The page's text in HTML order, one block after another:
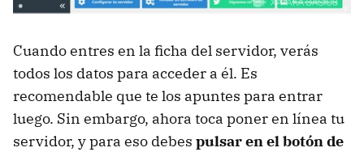
Cuando entres en la ficha del servidor, verás
todos los datos para acceder a él. Es
recomendable que te los apuntes para entrar
luego. Sin embargo, ahora toca poner en línea tu
servidor, y para eso debes pulsar en el botón de